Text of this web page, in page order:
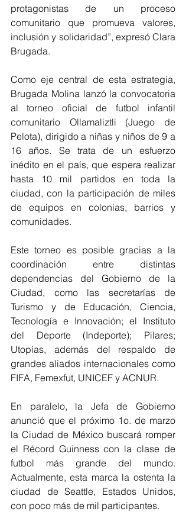
protagonistas de un proceso
comunitario que promueva valores,
inclusión y solidaridad”, expresó Clara
Brugada.
Como eje central de esta estrategia,
Brugada Molina lanzó la convocatoria
al torneo oficial de futbol infantil
comunitario Ollamaliztli (Juego de
Pelota), dirigido a niñas y niños de 9 a
16 años. Se trata de un esfuerzo
inédito en el país, que espera realizar
hasta 10 mil partidos en toda la
ciudad, con la participación de miles
de equipos en colonias, barrios y
comunidades.
Este torneo es posible gracias a la
coordinación entre distintas
dependencias del Gobierno de la
Ciudad, como las secretarías de
Turismo y de Educación, Ciencia,
Tecnología e Innovación; el Instituto
del Deporte (Indeporte); Pilares;
Utopías, además del respaldo de
grandes aliados internacionales como
FIFA, Femexfut, UNICEF y ACNUR.
En paralelo, la Jefa de Gobierno
anunció que el próximo 1o. de marzo
la Ciudad de México buscará romper
el Récord Guinness con la clase de
futbol más grande del mundo.
Actualmente, esta marca la ostenta la
ciudad de Seattle, Estados Unidos,
con poco más de mil participantes.